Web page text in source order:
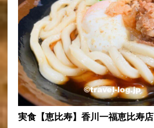
実食【恵比寿】香川一福恵比寿店